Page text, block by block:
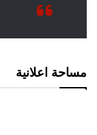
مساحة اعلانية